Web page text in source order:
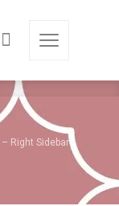
– Right Sidebar